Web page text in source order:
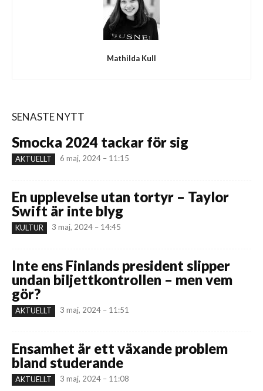
Mathilda Kull
SENASTE NYTT
Smocka 2024 tackar för sig
AKTUELLT 6 maj, 2024 – 11:15
En upplevelse utan tortyr – Taylor
Swift är inte blyg
KULTUR 3 maj, 2024 – 14:45
Inte ens Finlands president slipper
undan biljettkontrollen – men vem
gör?
AKTUELLT 3 maj, 2024 – 11:51
Ensamhet är ett växande problem
bland studerande
AKTUELLT 3 maj, 2024 – 11:08